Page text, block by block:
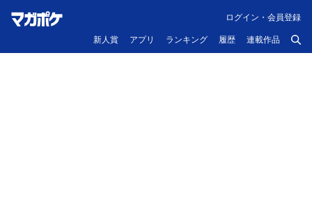
新人賞 アプリ ランキング 履歴 連載作品
ログイン・会員登録